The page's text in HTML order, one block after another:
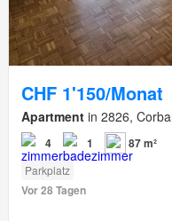
CHF 1'150/Monat
Apartment in 2826,
4 1 87 m²
Parkplatz
Vor 28 Tagen